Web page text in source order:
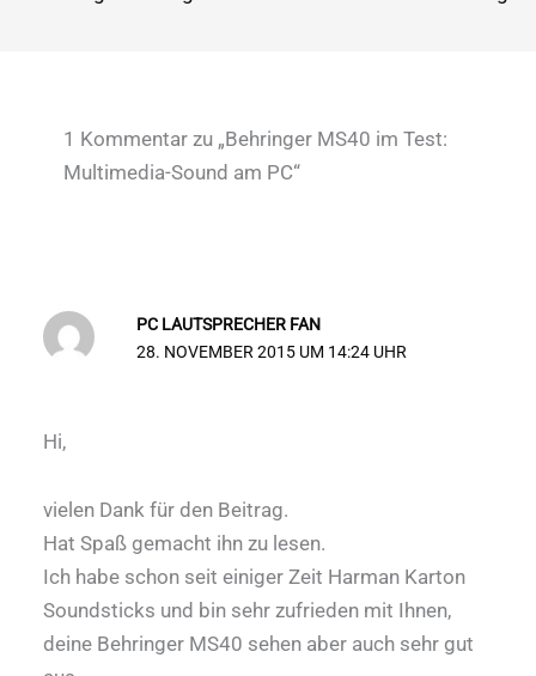
1 Kommentar zu „Behringer MS40 im Test:
Multimedia-Sound am PC“
PC LAUTSPRECHER FAN
28. NOVEMBER 2015 UM 14:24 UHR
Hi,
vielen Dank für den Beitrag.
Hat Spaß gemacht ihn zu lesen.
Ich habe schon seit einiger Zeit Harman Karton
Soundsticks und bin sehr zufrieden mit Ihnen,
deine Behringer MS40 sehen aber auch sehr gut